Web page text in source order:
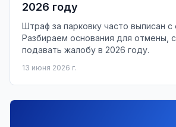
2026 году
Штраф за парковку часто выписан с
Разбираем основания для отмены,
подавать жалобу в 2026 году.
13 июня 2026 г.